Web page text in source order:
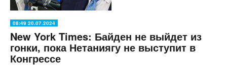
08:49 20.07.2024
New York Times: Байден не выйдет из
гонки, пока Нетаниягу не выступит в
Конгрессе